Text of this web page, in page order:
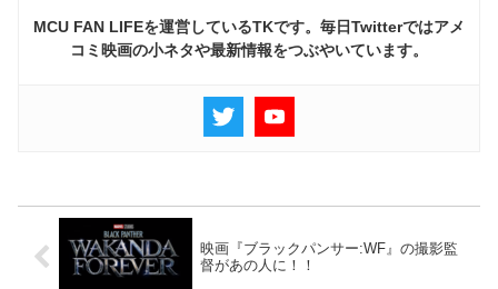
MCU FAN LIFEを運営しているTKです。毎日Twitterではアメ
コミ映画の小ネタや最新情報をつぶやいています。
映画『ブラックパンサー:WF』の撮影監
督があの人に！！